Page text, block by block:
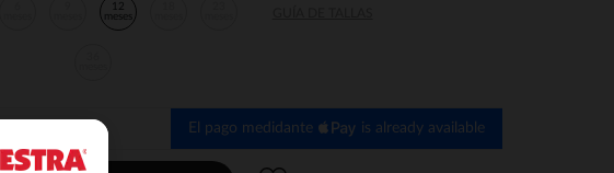
12
meses
El pago medidante is already available